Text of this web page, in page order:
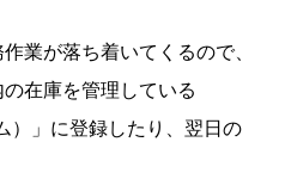
業が落ち着いてくるので、
在庫を管理している
）」に登録したり、翌日の